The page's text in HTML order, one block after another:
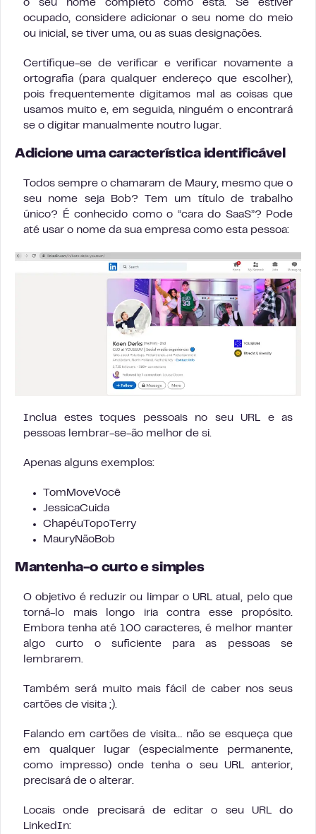
o seu nome completo como está. Se estiver
ocupado, considere adicionar o seu nome do meio
ou inicial, se tiver uma, ou as suas designações.
Certifique-se de verificar e verificar novamente a
ortografia (para qualquer endereço que escolher),
pois frequentemente digitamos mal as coisas que
usamos muito e, em seguida, ninguém o encontrará
se o digitar manualmente noutro lugar.
Adicione uma característica identificável
Todos sempre o chamaram de Maury, mesmo que o
seu nome seja Bob? Tem um título de trabalho
único? É conhecido como o “cara do SaaS”? Pode
até usar o nome da sua empresa como esta pessoa:
Inclua estes toques pessoais no seu URL e as
pessoas lembrar-se-ão melhor de si.
Apenas alguns exemplos:
TomMoveVocê
JessicaCuida
ChapéuTopoTerry
MauryNãoBob
Mantenha-o curto e simples
O objetivo é reduzir ou limpar o URL atual, pelo que
torná-lo mais longo iria contra esse propósito.
Embora tenha até 100 caracteres, é melhor manter
algo curto o suficiente para as pessoas se
lembrarem.
Também será muito mais fácil de caber nos seus
cartões de visita ;).
Falando em cartões de visita… não se esqueça que
em qualquer lugar (especialmente permanente,
como impresso) onde tenha o seu URL anterior,
precisará de o alterar.
Locais onde precisará de editar o seu URL do
LinkedIn: